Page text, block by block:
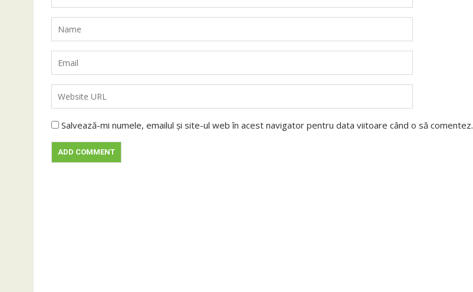
Salvează-mi numele, emailul și site-ul web în acest navigator pentru data viitoare când o să comentez.